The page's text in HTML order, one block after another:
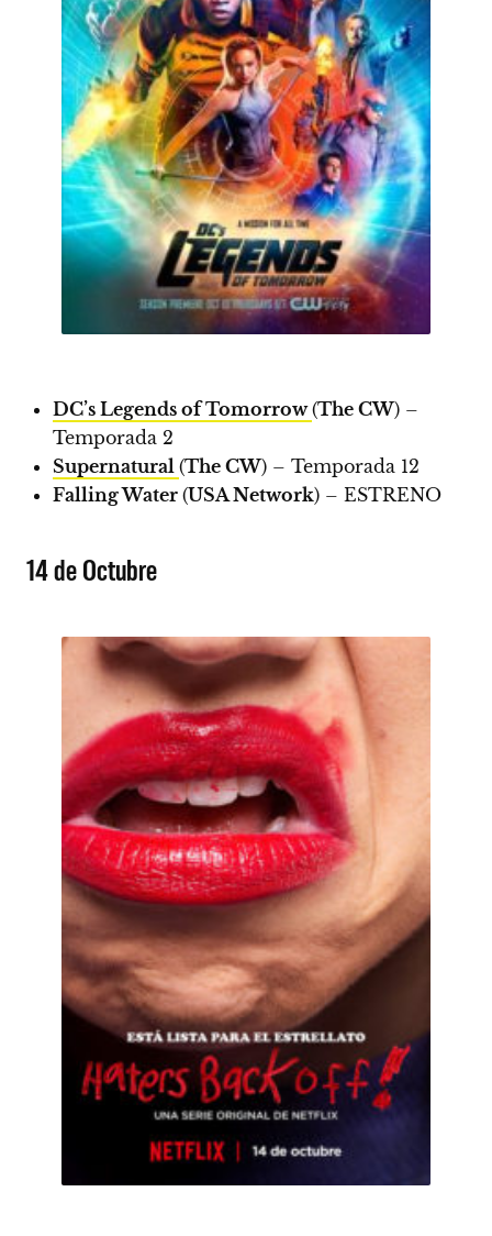
DC’s Legends of Tomorrow(The CW) –
Temporada 2
Supernatural (The CW) – Temporada 12
Falling Water (USA Network) – ESTRENO
14 de Octubre